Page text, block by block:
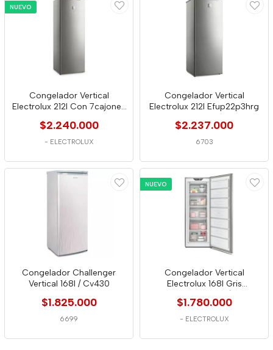
NUEVO
Congelador Vertical
Electrolux 212l Con 7cajones
$2.240.000
- ELECTROLUX
Congelador Vertical
Electrolux 212l Efup22p3hrg
$2.237.000
6703
Congelador Challenger
Vertical 168l / Cv430
$1.825.000
6699
NUEVO
Congelador Vertical
Electrolux 168l Gris
$1.780.000
- ELECTROLUX